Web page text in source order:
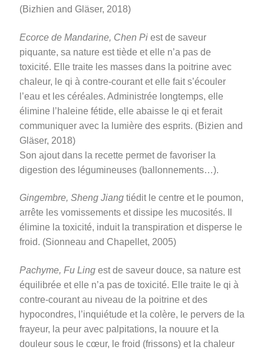
(Bizhien and Gläser, 2018)
Ecorce de Mandarine, Chen Piest de saveur
piquante, sa nature est tiède et elle n’a pas de
toxicité. Elle traite les masses dans la poitrine avec
chaleur, le qi à contre-courant et elle fait s’écouler
l’eau et les céréales. Administrée longtemps, elle
élimine l’haleine fétide, elle abaisse le qi et ferait
communiquer avec la lumière des esprits. (Bizien and
Gläser, 2018)
Son ajout dans la recette permet de favoriser la
digestion des légumineuses (ballonnements…).
Gingembre, Sheng Jiangtiédit le centre et le poumon,
arrête les vomissements et dissipe les mucosités. Il
élimine la toxicité, induit la transpiration et disperse le
froid. (Sionneau and Chapellet, 2005)
Pachyme, Fu Lingest de saveur douce, sa nature est
équilibrée et elle n’a pas de toxicité. Elle traite le qi à
contre-courant au niveau de la poitrine et des
hypocondres, l’inquiétude et la colère, le pervers de la
frayeur, la peur avec palpitations, la nouure et la
douleur sous le cœur, le froid (frissons) et la chaleur